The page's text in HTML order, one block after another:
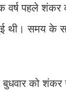
पहले शंकर
थी। समय के
बुधवार को